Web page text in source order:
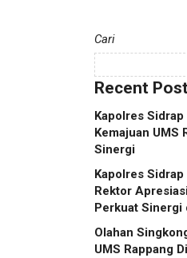
Cari
Recent
Kapolres
Kemajuan UMS
Sinergi
Kapolres Sidrap
Rektor
Perkuat Sinergi
Olahan
UMS Rappang